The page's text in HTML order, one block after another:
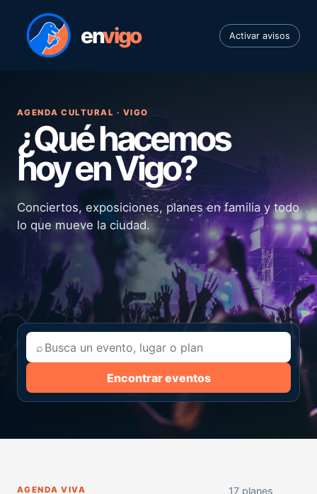
envigo Activar avisos
AGENDA CULTURAL · VIGO
¿Qué hacemos
hoy en Vigo?
Conciertos, exposiciones, planes en familia y todo
lo que mueve la ciudad.
⌕
Encontrar eventos
AGENDA VIVA
17 planes